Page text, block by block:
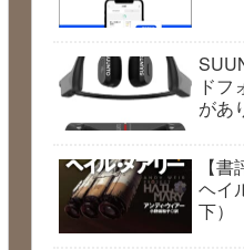
ドフ
があ
【
ヘイ
下）